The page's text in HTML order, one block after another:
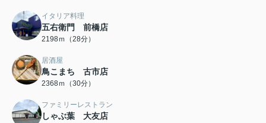
イタリア料理
五右衛門 前橋店
2198ｍ（28分）
居酒屋
鳥こまち 古市店
2368ｍ（30分）
ファミリーレストラン
しゃぶ葉 大友店